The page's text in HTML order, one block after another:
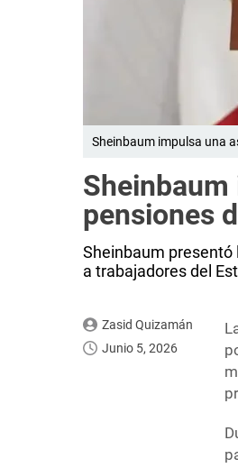
Sheinbaum impulsa una
pensiones
Sheinbaum presentó
a trabajadores del
Zasid Quizamán
Junio 5, 2026